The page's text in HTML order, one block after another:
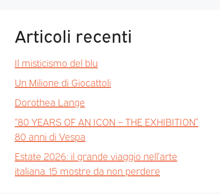
Articoli recenti
Il misticismo del blu
Un Milione di Giocattoli
Dorothea Lange
“80 YEARS OF AN ICON – THE EXHIBITION”
80 anni di Vespa
Estate 2026: il grande viaggio nell’arte
italiana. 15 mostre da non perdere